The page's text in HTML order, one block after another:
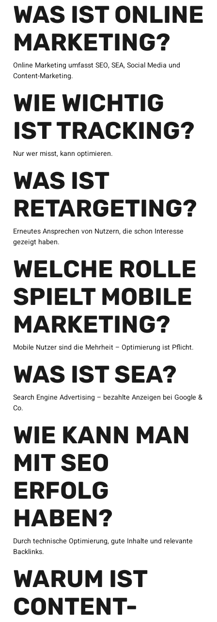
WAS IST ONLINE
MARKETING?
Online Marketing umfasst SEO, SEA, Social Media und
Content-Marketing.
WIE WICHTIG
IST TRACKING?
Nur wer misst, kann optimieren.
WAS IST
RETARGETING?
Erneutes Ansprechen von Nutzern, die schon Interesse
gezeigt haben.
WELCHE ROLLE
SPIELT MOBILE
MARKETING?
Mobile Nutzer sind die Mehrheit – Optimierung ist Pflicht.
WAS IST SEA?
Search Engine Advertising – bezahlte Anzeigen bei Google &
Co.
WIE KANN MAN
MIT SEO
ERFOLG
HABEN?
Durch technische Optimierung, gute Inhalte und relevante
Backlinks.
WARUM IST
CONTENT-